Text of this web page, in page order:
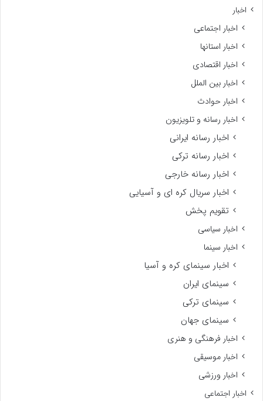
اخبار
اخبار اجتماعی
اخبار استانها
اخبار اقتصادی
اخبار بین الملل
اخبار حوادث
اخبار رسانه و تلویزیون
اخبار رسانه ایرانی
اخبار رسانه ترکی
اخبار رسانه خارجی
اخبار سریال کره ای و آسیایی
تقویم پخش
اخبار سیاسی
اخبار سینما
اخبار سینمای کره و آسیا
سینمای ایران
سینمای ترکی
سینمای جهان
اخبار فرهنگی و هنری
اخبار موسیقی
اخبار ورزشی
اخبار اجتماعی